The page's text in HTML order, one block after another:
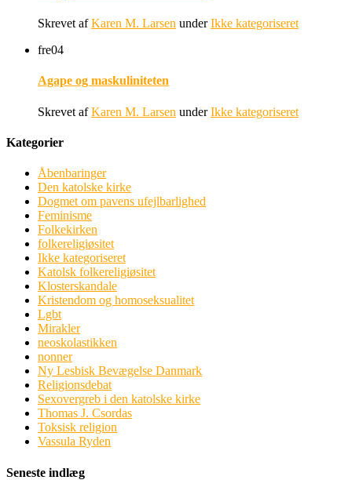
Skrevet afKaren M. Larsen underIkke kategoriseret
fre04
Agape og maskuliniteten
Skrevet afKaren M. Larsen underIkke kategoriseret
Kategorier
Åbenbaringer
Den katolske kirke
Dogmet om pavens ufejlbarlighed
Feminisme
Folkekirken
folkereligiøsitet
Ikke kategoriseret
Katolsk folkereligiøsitet
Klosterskandale
Kristendom og homoseksualitet
Lgbt
Mirakler
neoskolastikken
nonner
Ny Lesbisk Bevægelse Danmark
Religionsdebat
Sexovergreb i den katolske kirke
Thomas J. Csordas
Toksisk religion
Vassula Ryden
Seneste indlæg